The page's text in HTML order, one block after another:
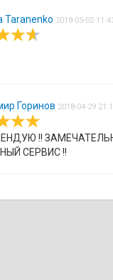
Taranenko 2018-05-02
Горинов 2018-04-29
!!
СЕРВИС !!